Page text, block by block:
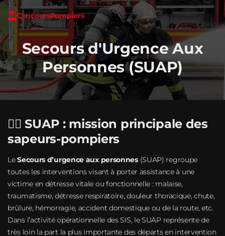
ConcoursPompiers
Secours d'Urgence Aux
Personnes (SUAP)
👩‍⚕️ SUAP : mission principale des
sapeurs-pompiers
LeSecours d’urgence aux personnes(SUAP) regroupe
toutes les interventions visant à porter assistance à une
victime en détresse vitale ou fonctionnelle : malaise,
traumatisme, détresse respiratoire, douleur thoracique, chute,
brûlure, hémorragie, accident domestique ou de la route, etc.
Dans l’activité opérationnelle des SIS, le SUAP représente de
très loin la part la plus importante des départs en intervention